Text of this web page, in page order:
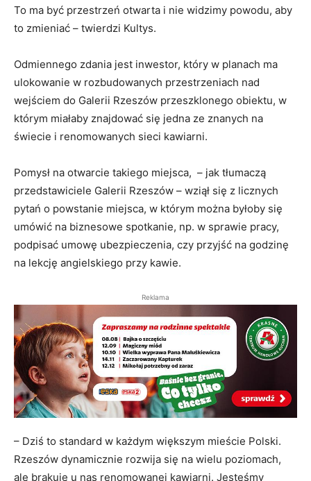
To ma być przestrzeń otwarta i nie widzimy powodu, aby
to zmieniać – twierdzi Kultys.
Odmiennego zdania jest inwestor, który w planach ma
ulokowanie w rozbudowanych przestrzeniach nad
wejściem do Galerii Rzeszów przeszklonego obiektu, w
którym miałaby znajdować się jedna ze znanych na
świecie i renomowanych sieci kawiarni.
Pomysł na otwarcie takiego miejsca, – jak tłumaczą
przedstawiciele Galerii Rzeszów – wziął się z licznych
pytań o powstanie miejsca, w którym można byłoby się
umówić na biznesowe spotkanie, np. w sprawie pracy,
podpisać umowę ubezpieczenia, czy przyjść na godzinę
na lekcję angielskiego przy kawie.
Reklama
– Dziś to standard w każdym większym mieście Polski.
Rzeszów dynamicznie rozwija się na wielu poziomach,
ale brakuje u nas renomowanej kawiarni. Jesteśmy